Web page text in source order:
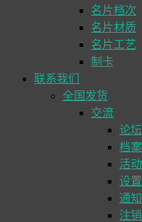
名片档次
名片材质
名片工艺
制卡
联系我们
全国发货
交流
论坛
档案
活动
设置
通知
注销